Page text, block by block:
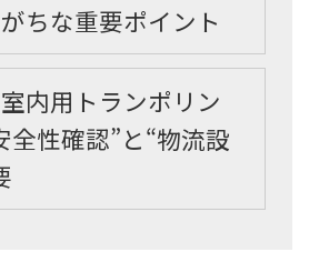
ちな重要ポイント
内用トランポリン
全性確認”と“物流設